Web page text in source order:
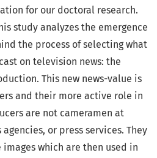
for our doctoral research.
study analyzes the emergence
the process of selecting what
on television news: the
This new news-value is
and their more active role in
are not cameramen at
or press services. They
which are then used in